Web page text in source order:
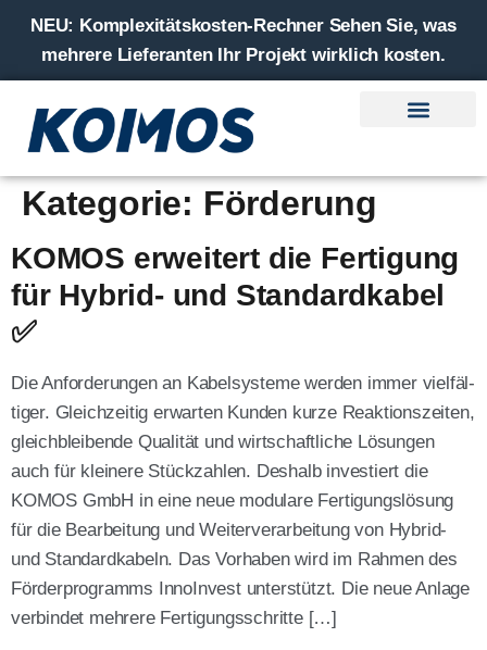
NEU: Komplexitätskosten-Rechner Sehen Sie, was
mehrere Lieferanten Ihr Projekt wirklich kosten.
Kategorie: Förderung
KOMOS erweitert die Fertigung
für Hybrid- und Standardkabel
✅
Die Anfor­de­run­gen an Kabel­sys­te­me wer­den immer viel­fäl­
ti­ger. Gleich­zei­tig erwar­ten Kun­den kur­ze Reak­ti­ons­zei­ten,
gleich­blei­ben­de Qua­li­tät und wirt­schaft­li­che Lösun­gen
auch für klei­ne­re Stück­zah­len. Des­halb inves­tiert die
KOMOS GmbH in eine neue modu­la­re Fer­ti­gungs­lö­sung
für die Bear­bei­tung und Wei­ter­ver­ar­bei­tung von Hybrid-
und Stan­dard­ka­beln. Das Vor­ha­ben wird im Rah­men des
För­der­pro­gramms Inno­In­vest unter­stützt. Die neue Anla­ge
ver­bin­det meh­re­re Fer­ti­gungs­schrit­te […]